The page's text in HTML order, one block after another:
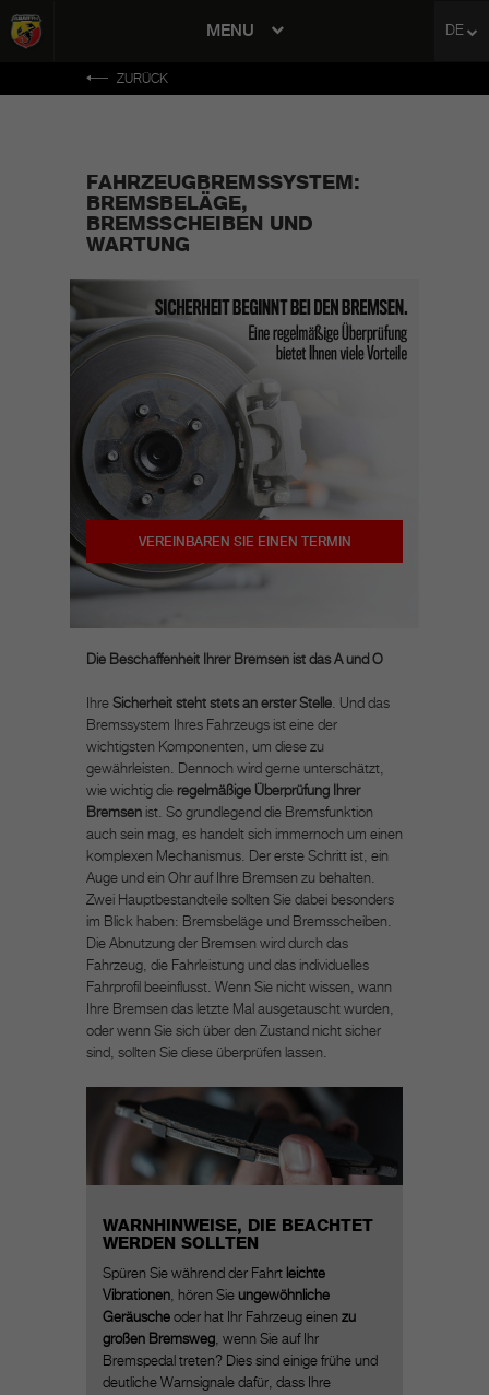
MENU DE
ZURÜCK
FAHRZEUGBREMSSYSTEM:
BREMSBELÄGE,
BREMSSCHEIBEN UND
WARTUNG
VEREINBAREN SIE EINEN TERMIN
Die Beschaffenheit Ihrer Bremsen ist das A und O
Ihre Sicherheit steht stets an erster Stelle. Und das
Bremssystem Ihres Fahrzeugs ist eine der
wichtigsten Komponenten, um diese zu
gewährleisten. Dennoch wird gerne unterschätzt,
wie wichtig die regelmäßige Überprüfung Ihrer
Bremsen ist. So grundlegend die Bremsfunktion
auch sein mag, es handelt sich immernoch um einen
komplexen Mechanismus. Der erste Schritt ist, ein
Auge und ein Ohr auf Ihre Bremsen zu behalten.
Zwei Hauptbestandteile sollten Sie dabei besonders
im Blick haben: Bremsbeläge und Bremsscheiben.
Die Abnutzung der Bremsen wird durch das
Fahrzeug, die Fahrleistung und das individuelles
Fahrprofil beeinflusst. Wenn Sie nicht wissen, wann
Ihre Bremsen das letzte Mal ausgetauscht wurden,
oder wenn Sie sich über den Zustand nicht sicher
sind, sollten Sie diese überprüfen lassen.
WARNHINWEISE, DIE BEACHTET
WERDEN SOLLTEN
Spüren Sie während der Fahrt leichte
Vibrationen, hören Sie ungewöhnliche
Geräusche oder hat Ihr Fahrzeug einen zu
großen Bremsweg, wenn Sie auf Ihr
Bremspedal treten? Dies sind einige frühe und
deutliche Warnsignale dafür, dass Ihre